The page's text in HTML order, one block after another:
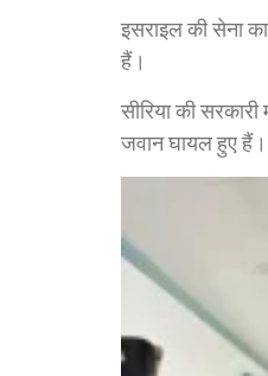
इसराइल की सेना
हैं।
सीरिया की
जवान घायल हुए हैं।